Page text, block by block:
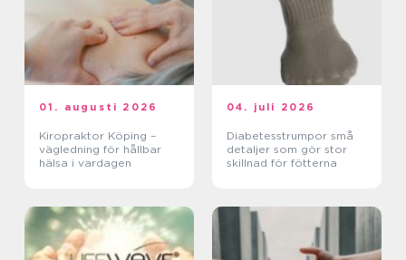
01. augusti 2026
Kiropraktor Köping –
vägledning för hållbar
hälsa i vardagen
04. juli 2026
Diabetesstrumpor små
detaljer som gör stor
skillnad för fötterna